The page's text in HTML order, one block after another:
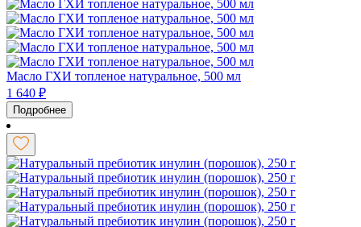
Масло ГХИ топленое натуральное, 500 мл
1 640 ₽
Подробнее